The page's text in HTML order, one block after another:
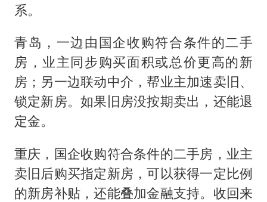
系。
青岛，一边由国企收购符合条件的二手
房，业主同步购买面积或总价更高的新
房；另一边联动中介，帮业主加速卖旧、
锁定新房。如果旧房没按期卖出，还能退
定金。
重庆，国企收购符合条件的二手房，业主
卖旧后购买指定新房，可以获得一定比例
的新房补贴，还能叠加金融支持。收回来